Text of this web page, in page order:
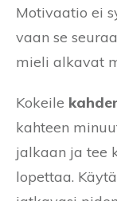
Motivaatio ei
vaan se
mieli alkavat
Kokeile
kahteen
jalkaan ja tee
lopettaa.